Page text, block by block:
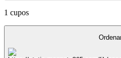
1 cupos